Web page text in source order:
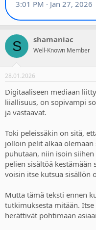
S shamaniac
Well-Known Member
28.01.2026
Digitaaliseen mediaan
liiallisuus, on sopivampi
ja vastaavat.
Toki peleissäkin on sitä,
jolloin pelit alkaa
puhutaan, niin isoin
pelien sisältöä kestämään
voisin itse kutsua sisällön
Mutta tämä teksti ennen
tutkimuksesta mitään.
herättivät pohtimaan